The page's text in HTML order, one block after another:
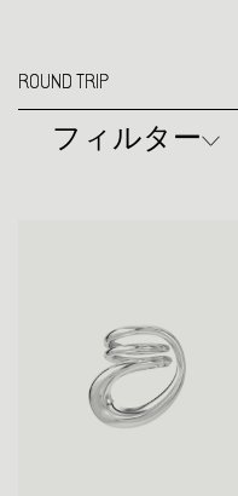
ROUND TRIP
フィルター